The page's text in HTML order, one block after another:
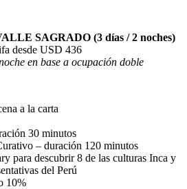
SAGRADO (3 días / 2 noches)
desde USD 436
en base a ocupación doble
a la carta
30 minutos
– duración 120 minutos
para descubrir 8 de las culturas Inca y
del Perú
10%